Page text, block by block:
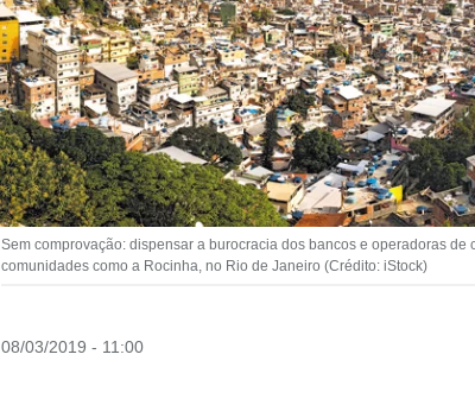
Sem comprovação: dispensar a burocracia dos bancos e operadoras
comunidades como a Rocinha, no Rio de Janeiro (Crédito: iStock)
08/03/2019 - 11:00